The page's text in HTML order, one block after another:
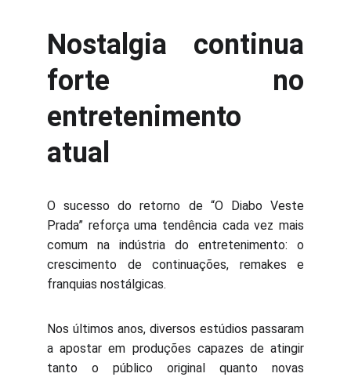
Nostalgia continua
forte no
entretenimento
atual
O sucesso do retorno de “O Diabo Veste
Prada” reforça uma tendência cada vez mais
comum na indústria do entretenimento: o
crescimento de continuações, remakes e
franquias nostálgicas.
Nos últimos anos, diversos estúdios passaram
a apostar em produções capazes de atingir
tanto o público original quanto novas